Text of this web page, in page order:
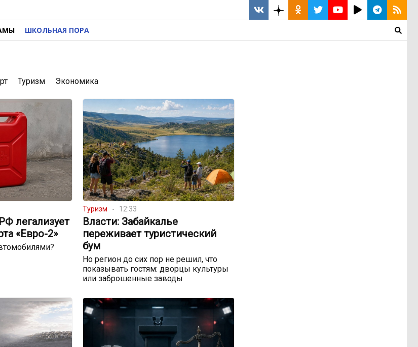
ШКОЛЬНАЯ ПОРА
Туризм Экономика
легализует
«Евро-2»
Туризм 12:33
Власти: Забайкалье
переживает туристический
бум
Но регион до сих пор не решил, что
показывать гостям: дворцы культуры
или заброшенные заводы